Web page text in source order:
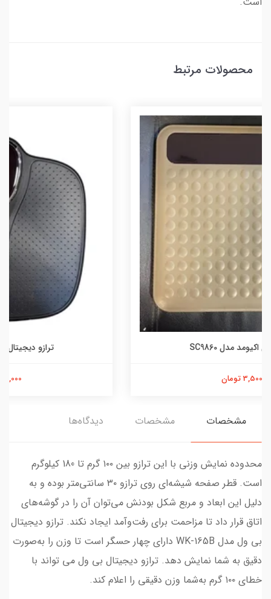
محصولات مرتبط
ترازو دیجیتال اکیومد مدل SC9660
مشخصات مشخصات دیدگاه‌ها
محدوده نمایش وزنی با این ترازو بین ۱۰۰ گرم تا 180 کیلوگرم
است. قطر صفحه شیشه‌ای روی ترازو ۳۰ سانتی‌متر بوده و به
دلیل این ابعاد و مربع شکل بودنش می‌توان آن را در گوشه‌های
اتاق قرار داد تا مزاحمت برای رفت‌وآمد ایجاد نکند. ترازو دیجیتال
بی ول مدل WK-165B دارای چهار حسگر است تا وزن را به‌صورت
دقیق به شما نمایش دهد. ترازو دیجیتال بی ول می تواند با
خطای ۱۰۰ گرم به‌شما وزن دقیقی را اعلام کند.